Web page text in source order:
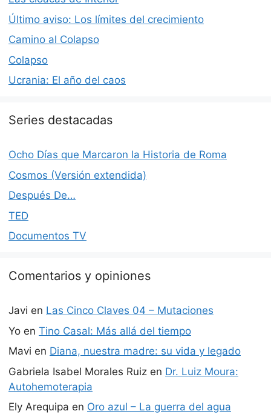
Último aviso: Los límites del crecimiento
Camino al Colapso
Colapso
Ucrania: El año del caos
Series destacadas
Ocho Días que Marcaron la Historia de Roma
Cosmos (Versión extendida)
Después De…
TED
Documentos TV
Comentarios y opiniones
Javi en Las Cinco Claves 04 – Mutaciones
Yo en Tino Casal: Más allá del tiempo
Mavi en Diana, nuestra madre: su vida y legado
Gabriela Isabel Morales Ruiz en Dr. Luiz Moura:
Autohemoterapia
Ely Arequipa en Oro azul – La guerra del agua